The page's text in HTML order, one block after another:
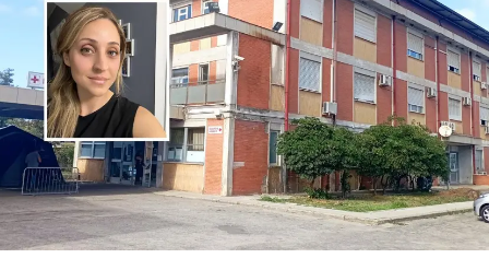
CULTURA
ECONOMIA E LAVORO
EVENTI
SPORT
Streaming